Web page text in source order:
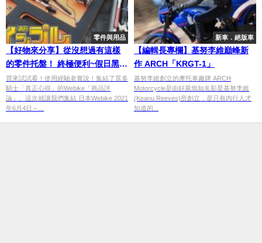
零件與用品
【好物來分享】從沒想過有這樣
的零件托盤！ 終極便利~假日黑手
維修保養推薦
買來試試看！使用經驗老實說！集結了眾多
騎士「真正心得」的Webike「商品評
論」。這次就讓我們集結 日本Webike 2021
年6月4日～...
新車．絕版車
【編輯長專欄】基努李維巔峰新
作 ARCH「KRGT-1」
基努李維創立的摩托車廠牌 ARCH
Motorcycle是由好萊塢知名影星基努李維
(Keanu Reeves)所創立，是只有內行人才
知道的...